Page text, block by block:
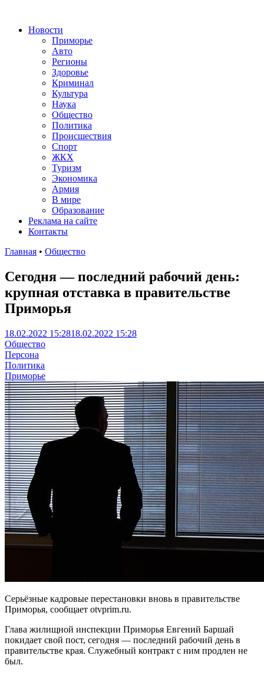
Новости
Приморье
Авто
Регионы
Здоровье
Криминал
Культура
Наука
Общество
Политика
Происшествия
Спорт
ЖКХ
Туризм
Экономика
Армия
В мире
Образование
Реклама на сайте
Контакты
Главная • Общество
Сегодня — последний рабочий день:
крупная отставка в правительстве
Приморья
18.02.2022 15:2818.02.2022 15:28
Общество
Персона
Политика
Приморье
Серьёзные кадровые перестановки вновь в правительстве
Приморья, сообщает otvprim.ru.
Глава жилищной инспекции Приморья Евгений Баршай
покидает свой пост, сегодня — последний рабочий день в
правительстве края. Служебный контракт с ним продлен не
был.